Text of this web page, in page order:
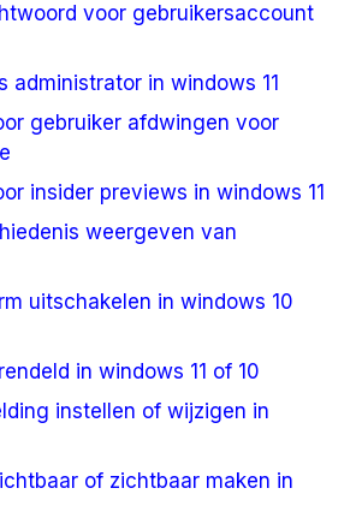
voor gebruikersaccount
administrator in windows 11
gebruiker afdwingen voor
insider previews in windows 11
weergeven van
uitschakelen in windows 10
in windows 11 of 10
instellen of wijzigen in
of zichtbaar maken in